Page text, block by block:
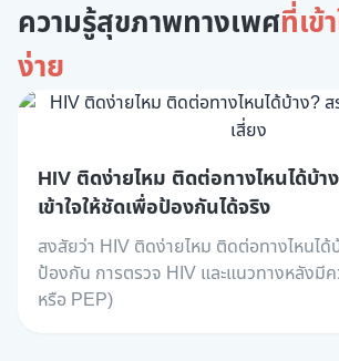
ความรู้สุขภาพทางเพศที่เข้
ง่าย
HIV ติดง่ายไหม ติดต่อทางไหนได้บ้า
เข้าใจให้ชัดเพื่อป้องกันได้จริง
สงสัยว่า HIV ติดง่ายไหม ติดต่อทางไหนไ
ป้องกัน การตรวจ HIV และแนวทางหลังมี
หรือ PEP)